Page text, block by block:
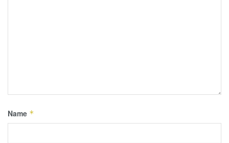
Name *